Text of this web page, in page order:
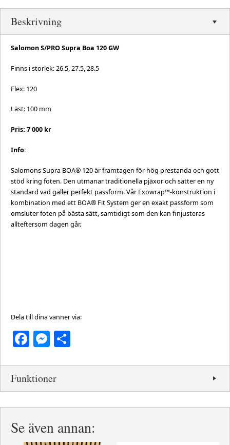
Beskrivning
Salomon S/PRO Supra Boa 120 GW
Finns i storlek: 26.5, 27.5, 28.5
Flex: 120
Läst: 100 mm
Pris: 7 000 kr
Info:
Salomons Supra BOA® 120 är framtagen för hög prestanda och gott
stöd kring foten. Den utmanar traditionella pjäxor och sätter en ny
standard vad gäller perfekt passform. Vår Exowrap™-konstruktion i
kombination med ett BOA® Fit System ger en exakt passform som
omsluter foten på bästa sätt, samtidigt som den kan finjusteras
allteftersom dagen går.
Dela till dina vänner via:
Facebook
Messenger
Funktioner
Se även annan: